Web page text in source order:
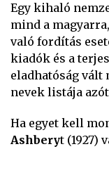
Egy kihaló
mind a
való fordítás
kiadók és a
eladhatóság vált
nevek listája
Ha egyet kell
Ashberyt (1927)